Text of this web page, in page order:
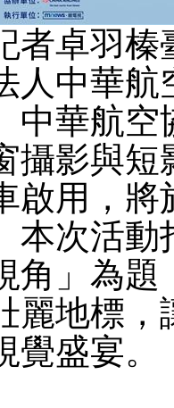
者卓羽
人中華
中華航空
攝影與短
啟用，將
本次活動
角」為題
麗地標，
覺盛宴。